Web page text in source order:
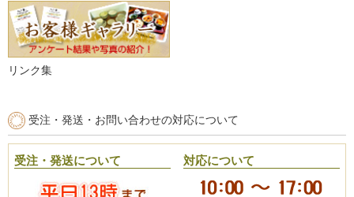
リンク集
受注・発送・お問い合わせの対応について
受注・発送について 対応について